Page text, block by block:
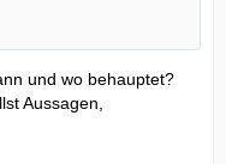
und wo behauptet?
Aussagen,